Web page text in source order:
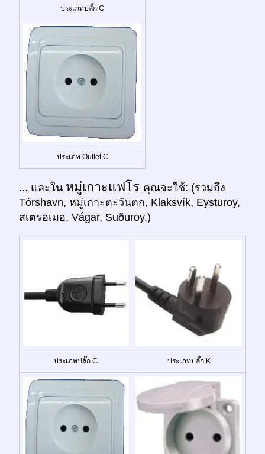
ประเภทปลั๊ก C
ประเภท Outlet C
... และใน หมู่เกาะแฟโร คุณจะใช้: (รวมถึง
Tórshavn, หมู่เกาะตะวันตก, Klaksvík, Eysturoy,
สเตรอเมอ, Vágar, Suðuroy.)
ประเภทปลั๊ก C ประเภทปลั๊ก K